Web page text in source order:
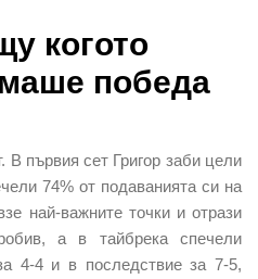
когото
победа
В първия сет Григор заби цели
74% от подаванията си на
най-важните точки и отрази
а в тайбрека спечели
4-4 и в последствие за 7-5,